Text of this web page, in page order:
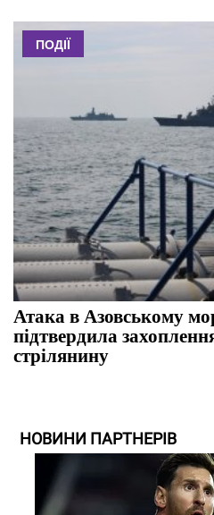
ПОДІЇ
Атака в Азовському
підтвердила
стрілянину
НОВИНИ ПАРТНЕРІВ